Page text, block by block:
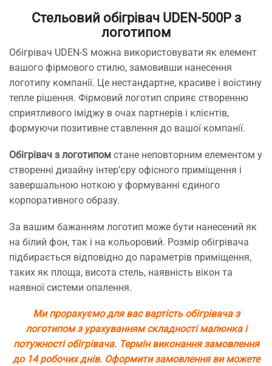
Стельовий обігрівач UDEN-500P з
логотипом
Обігрівач UDEN-S можна використовувати як елемент
вашого фірмового стилю, замовивши нанесення
логотипу компанії. Це нестандартне, красиве і воістину
тепле рішення. Фірмовий логотип сприяє створенню
сприятливого іміджу в очах партнерів і клієнтів,
формуючи позитивне ставлення до вашої компанії.
Обігрівач з логотипом стане неповторним елементом у
створенні дизайну інтер’єру офісного приміщення і
завершальною ноткою у формуванні єдиного
корпоративного образу.
За вашим бажанням логотип може бути нанесений як
на білий фон, так і на кольоровий. Розмір обігрівача
підбирається відповідно до параметрів приміщення,
таких як площа, висота стель, наявність вікон та
наявної системи опалення.
Ми прорахуємо для вас вартість обігрівача з
логотипом з урахуванням складності малюнка і
потужності обігрівача. Термін виконання замовлення
до 14 робочих днів. Оформити замовлення ви можете